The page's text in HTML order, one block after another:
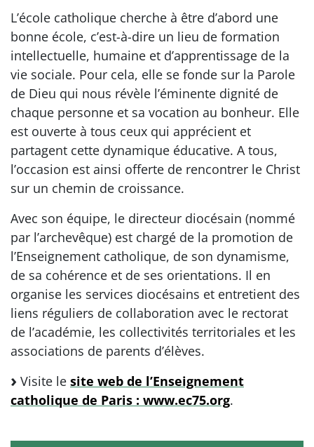
L’école catholique cherche à être d’abord une
bonne école, c’est-à-dire un lieu de formation
intellectuelle, humaine et d’apprentissage de la
vie sociale. Pour cela, elle se fonde sur la Parole
de Dieu qui nous révèle l’éminente dignité de
chaque personne et sa vocation au bonheur. Elle
est ouverte à tous ceux qui apprécient et
partagent cette dynamique éducative. A tous,
l’occasion est ainsi offerte de rencontrer le Christ
sur un chemin de croissance.
Avec son équipe, le directeur diocésain (nommé
par l’archevêque) est chargé de la promotion de
l’Enseignement catholique, de son dynamisme,
de sa cohérence et de ses orientations. Il en
organise les services diocésains et entretient des
liens réguliers de collaboration avec le rectorat
de l’académie, les collectivités territoriales et les
associations de parents d’élèves.
Visite le site web de l’Enseignement
catholique de Paris : www.ec75.org.